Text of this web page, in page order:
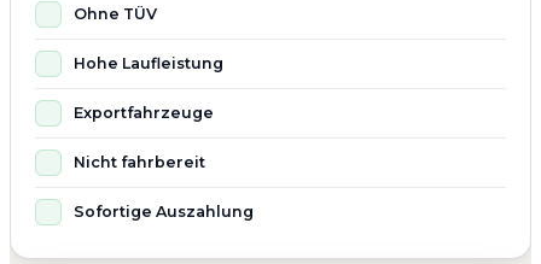
Ohne TÜV
Hohe Laufleistung
Exportfahrzeuge
Nicht fahrbereit
Sofortige Auszahlung